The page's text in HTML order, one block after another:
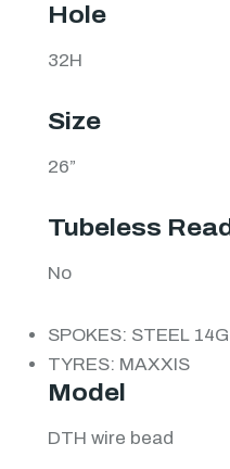
Hole
32H
Size
26”
Tubeless
No
SPOKES: STEEL 14G
TYRES: MAXXIS
Model
DTH wire bead